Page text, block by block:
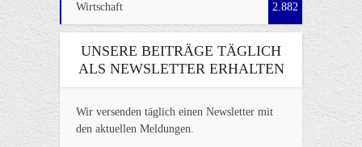
Wirtschaft 2.882
UNSERE BEITRÄGE TÄGLICH
ALS NEWSLETTER ERHALTEN
Wir versenden täglich einen Newsletter mit
den aktuellen Meldungen.